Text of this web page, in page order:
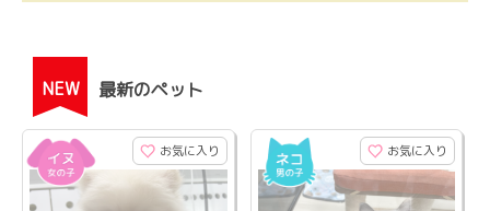
NEW 最新のペット
お気に入り お気に入り